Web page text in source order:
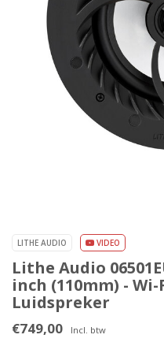
LITHE AUDIO VIDEO
Lithe Audio
inch (110mm) -
Luidspreker
€749,00 Incl. btw